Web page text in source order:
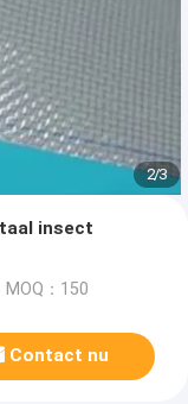
2/3
insect
MOQ：150
Contact nu